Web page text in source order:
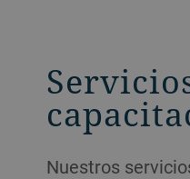
Nuestros